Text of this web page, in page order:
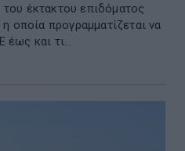
έκτακτου επιδόματος
οποία προγραμματίζεται να
και τι...